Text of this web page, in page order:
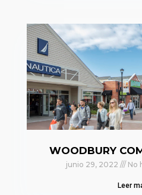
WOODBURY
junio 29, 2022 No
Leer